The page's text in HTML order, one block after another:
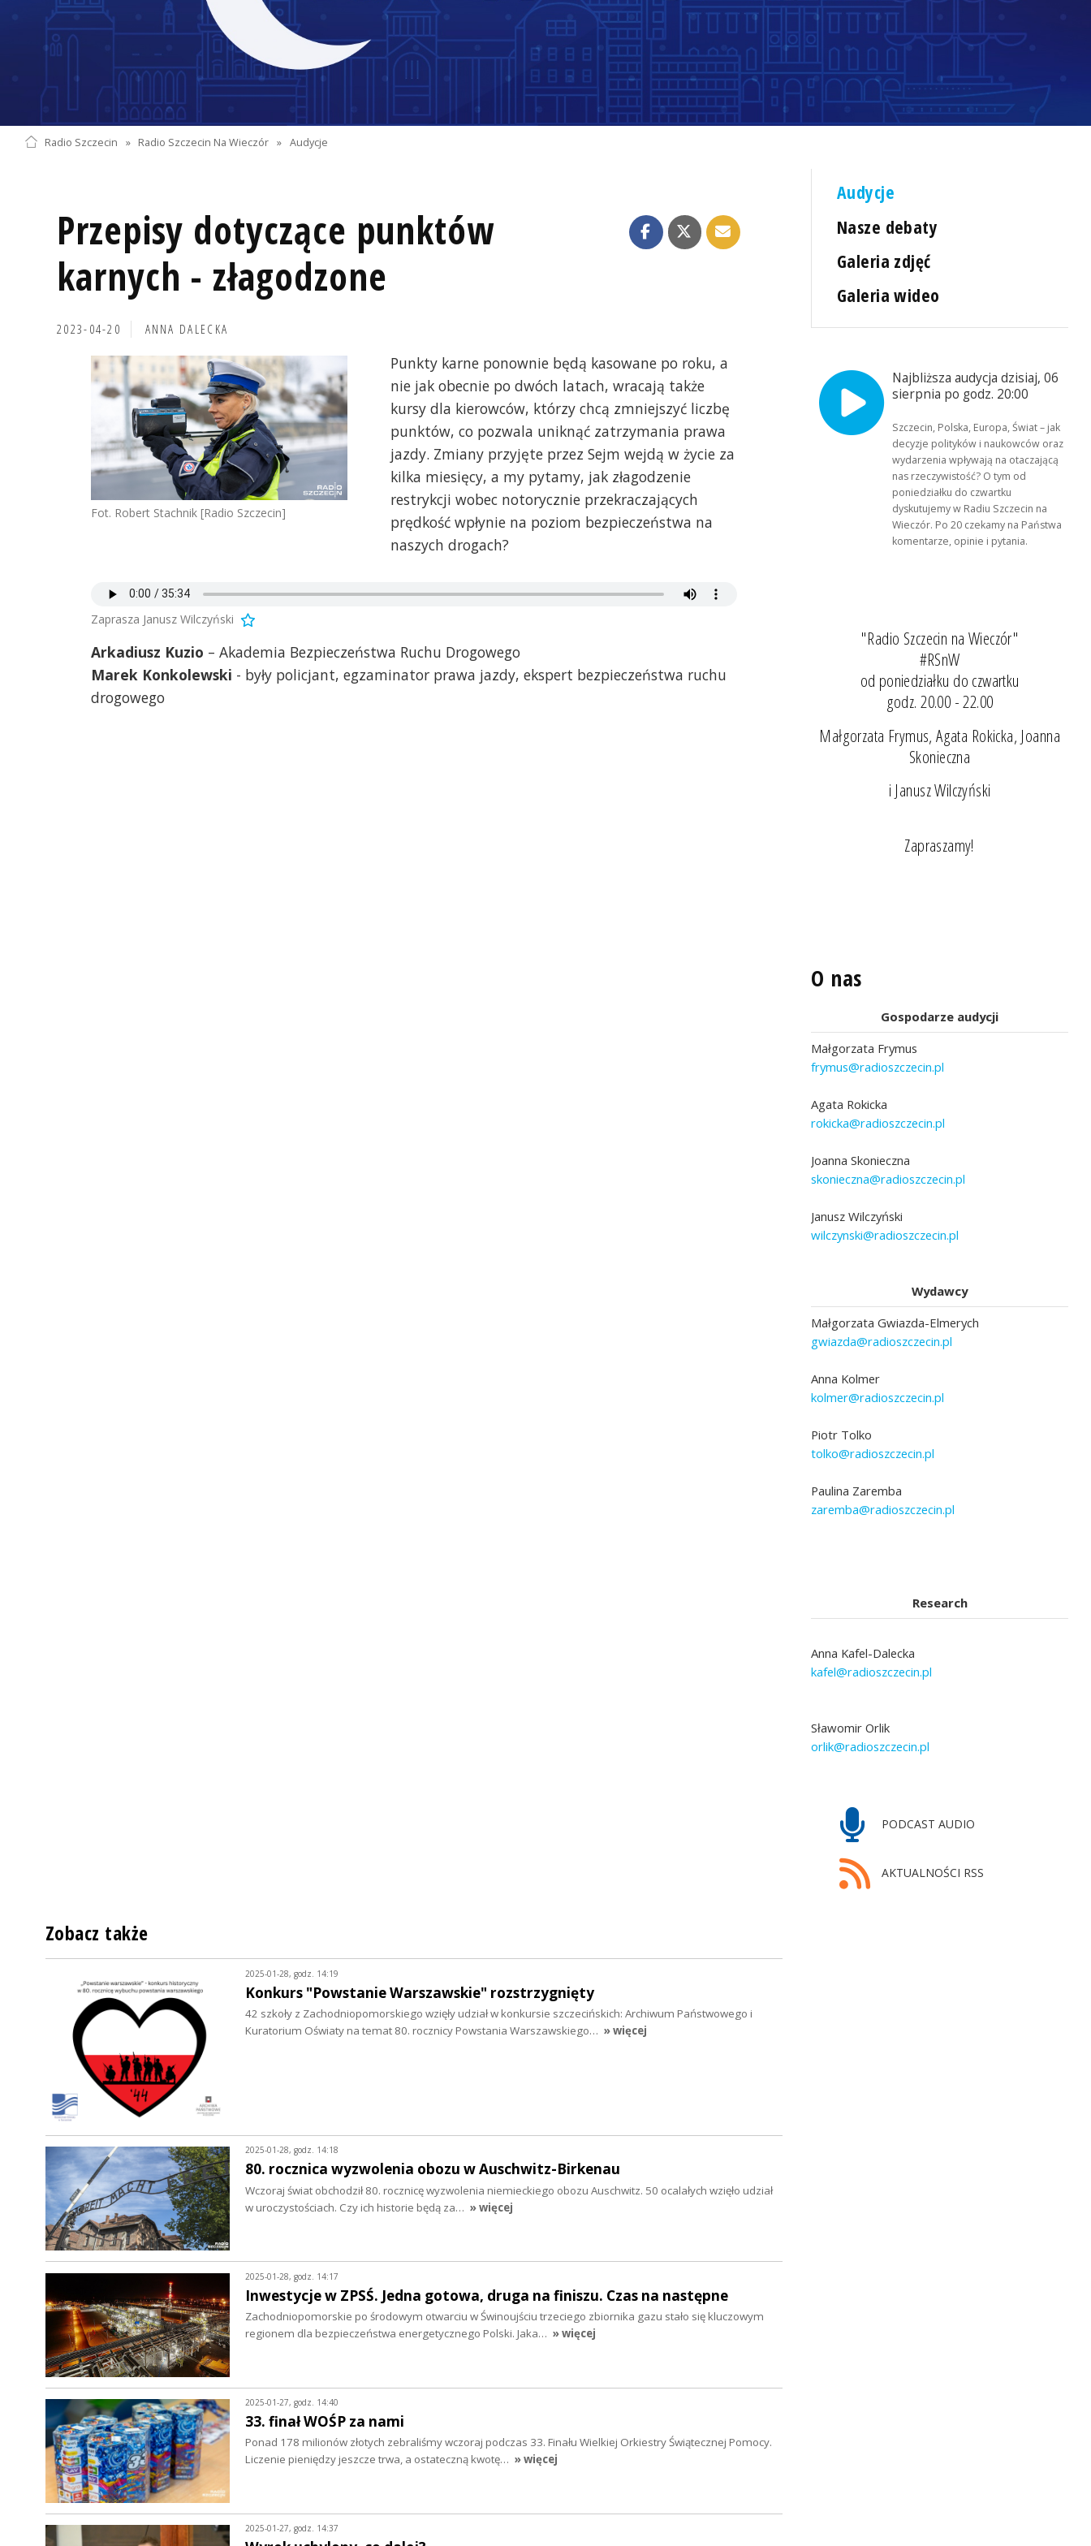
Radio Szczecin » Radio Szczecin Na Wieczór » Audycje
Przepisy dotyczące punktów
karnych - złagodzone
2023-04-20 ANNA DALECKA
Fot. Robert Stachnik [Radio Szczecin]
Punkty karne ponownie będą kasowane po roku, a
nie jak obecnie po dwóch latach, wracają także
kursy dla kierowców, którzy chcą zmniejszyć liczbę
punktów, co pozwala uniknąć zatrzymania prawa
jazdy. Zmiany przyjęte przez Sejm wejdą w życie za
kilka miesięcy, a my pytamy, jak złagodzenie
restrykcji wobec notorycznie przekraczających
prędkość wpłynie na poziom bezpieczeństwa na
naszych drogach?
Zaprasza Janusz Wilczyński
Arkadiusz Kuzio – Akademia Bezpieczeństwa Ruchu Drogowego
Marek Konkolewski - były policjant, egzaminator prawa jazdy, ekspert bezpieczeństwa ruchu
drogowego
Audycje
Nasze debaty
Galeria zdjęć
Galeria wideo
Najbliższa audycja dzisiaj, 06
sierpnia po godz. 20:00
Szczecin, Polska, Europa, Świat – jak
decyzje polityków i naukowców oraz
wydarzenia wpływają na otaczającą
nas rzeczywistość? O tym od
poniedziałku do czwartku
dyskutujemy w Radiu Szczecin na
Wieczór. Po 20 czekamy na Państwa
komentarze, opinie i pytania.
"Radio Szczecin na Wieczór"
#RSnW
od poniedziałku do czwartku
godz. 20.00 - 22.00
Małgorzata Frymus, Agata Rokicka, Joanna
Skonieczna
i Janusz Wilczyński
Zapraszamy!
O nas
Gospodarze audycji
Małgorzata Frymus
frymus@radioszczecin.pl
Agata Rokicka
rokicka@radioszczecin.pl
Joanna Skonieczna
skonieczna@radioszczecin.pl
Janusz Wilczyński
wilczynski@radioszczecin.pl
Wydawcy
Małgorzata Gwiazda-Elmerych
gwiazda@radioszczecin.pl
Anna Kolmer
kolmer@radioszczecin.pl
Piotr Tolko
tolko@radioszczecin.pl
Paulina Zaremba
zaremba@radioszczecin.pl
Research
Anna Kafel-Dalecka
kafel@radioszczecin.pl
Sławomir Orlik
orlik@radioszczecin.pl
PODCAST AUDIO
AKTUALNOŚCI RSS
Zobacz także
2025-01-28, godz. 14:19
Konkurs "Powstanie Warszawskie" rozstrzygnięty
42 szkoły z Zachodniopomorskiego wzięły udział w konkursie szczecińskich: Archiwum Państwowego i
Kuratorium Oświaty na temat 80. rocznicy Powstania Warszawskiego… » więcej
2025-01-28, godz. 14:18
80. rocznica wyzwolenia obozu w Auschwitz-Birkenau
Wczoraj świat obchodził 80. rocznicę wyzwolenia niemieckiego obozu Auschwitz. 50 ocalałych wzięło udział
w uroczystościach. Czy ich historie będą za… » więcej
2025-01-28, godz. 14:17
Inwestycje w ZPSŚ. Jedna gotowa, druga na finiszu. Czas na następne
Zachodniopomorskie po środowym otwarciu w Świnoujściu trzeciego zbiornika gazu stało się kluczowym
regionem dla bezpieczeństwa energetycznego Polski. Jaka… » więcej
2025-01-27, godz. 14:40
33. finał WOŚP za nami
Ponad 178 milionów złotych zebraliśmy wczoraj podczas 33. Finału Wielkiej Orkiestry Świątecznej Pomocy.
Liczenie pieniędzy jeszcze trwa, a ostateczną kwotę… » więcej
2025-01-27, godz. 14:37